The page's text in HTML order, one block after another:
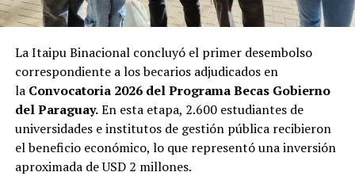
y la cooperación, y ustedes serán una nueva generación
protagonista de esta historia”, aseveró.
A su vez, Patricia Frutos, en representación del
Ministerio de Relaciones Exteriores de Paraguay, sostuvo
que esta iniciativa es uno de los puntos más valiosos de
cooperación entre Paraguay y la República de China
(Taiwán), que está construida sobre la confianza mutua,
el respeto recíproco y una visión compartida sobre el
La Itaipu Binacional concluyó el primer desembolso
correspondiente a los becarios adjudicados en
la Convocatoria 2026 del Programa Becas Gobierno
del Paraguay.En esta etapa, 2.600 estudiantes de
universidades e institutos de gestión pública recibieron
el beneficio económico, lo que representó una inversión
aproximada de USD 2 millones.